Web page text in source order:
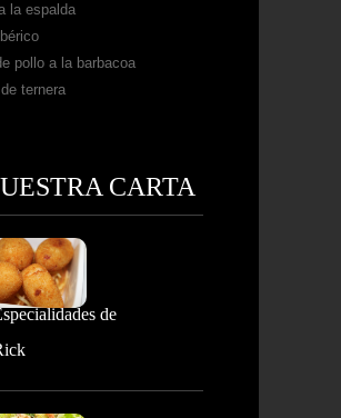
la espalda
pollo a la barbacoa
ternera
CARTA
de